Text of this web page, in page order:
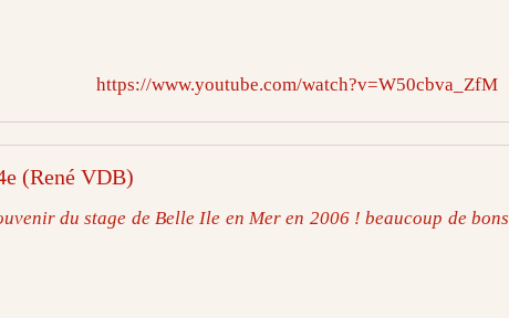
https://www.youtube.com/watch?v=W50cbva_ZfM
(René VDB)
du stage de Belle Ile en Mer en 2006 ! beaucoup de bons